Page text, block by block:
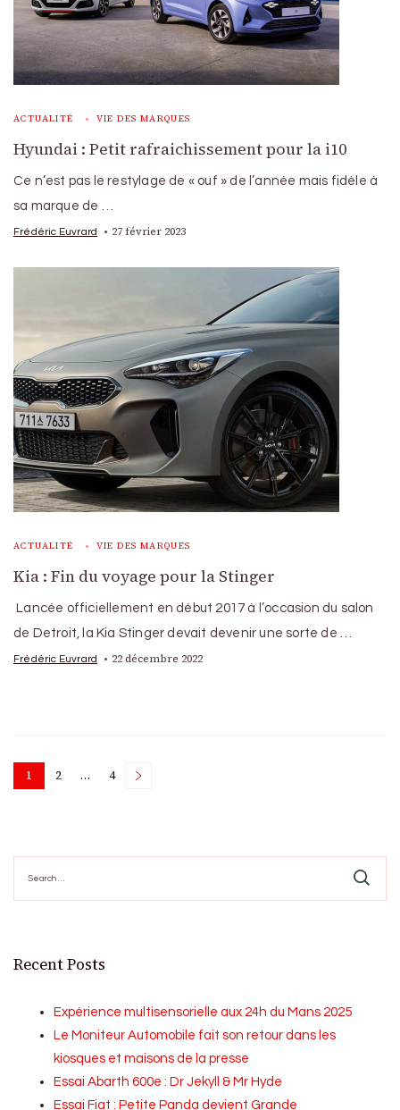
ACTUALITÉ VIE DES MARQUES
Hyundai : Petit rafraichissement pour la i10
Ce n’est pas le restylage de « ouf » de l’année mais fidèle à
sa marque de …
Frédéric Euvrard 27 février 2023
ACTUALITÉ VIE DES MARQUES
Kia : Fin du voyage pour la Stinger
Lancée officiellement en début 2017 à l’occasion du salon
de Detroit, la Kia Stinger devait devenir une sorte de …
Frédéric Euvrard 22 décembre 2022
Posts
Page
1 Page
2 … Page
4
for:
Recent Posts
Expérience multisensorielle aux 24h du Mans 2025
Le Moniteur Automobile fait son retour dans les
kiosques et maisons de la presse
Essai Abarth 600e : Dr Jekyll & Mr Hyde
Essai Fiat : Petite Panda devient Grande